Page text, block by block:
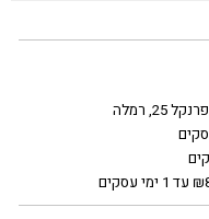
25, רמלה